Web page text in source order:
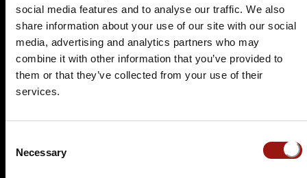
social media features and to analyse our traffic. We also
share information about your use of our site with our social
media, advertising and analytics partners who may
combine it with other information that you’ve provided to
them or that they’ve collected from your use of their
services.
Selection
Necessary
Prêt-à-morter - Der letzte Schrei
Hohenwart Forum
Schönbornstraße 25
75181 Pforzheim
Auf der Karte anzeigen
99,90 €